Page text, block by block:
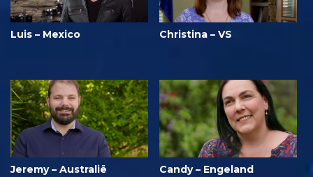
Luis – Mexico Christina – VS
Jeremy – Australië Candy – Engeland